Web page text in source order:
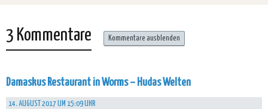
3 Kommentare Kommentare ausblenden
Damaskus Restaurant in Worms – Hudas Welten
14. AUGUST 2017 UM 15:09 UHR